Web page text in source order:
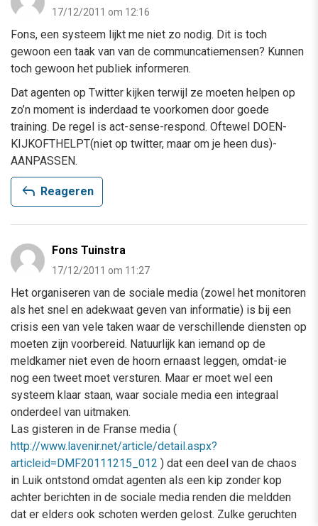
17/12/2011 om 12:16
Fons, een systeem lijkt me niet zo nodig. Dit is toch
gewoon een taak van van de communcatiemensen? Kunnen
toch gewoon het publiek informeren.
Dat agenten op Twitter kijken terwijl ze moeten helpen op
zo’n moment is inderdaad te voorkomen door goede
training. De regel is act-sense-respond. Oftewel DOEN-
KIJKOFTHELPT(niet op twitter, maar om je heen dus)-
AANPASSEN.
reply Reageren
Fons Tuinstra
17/12/2011 om 11:27
Het organiseren van de sociale media (zowel het monitoren
als het snel en adekwaat geven van informatie) is bij een
crisis een van vele taken waar de verschillende diensten op
moeten zijn voorbereid. Natuurlijk kan iemand op de
meldkamer niet even de hoorn ernaast leggen, omdat-ie
nog een tweet moet versturen. Maar er moet wel een
systeem klaar staan, waar sociale media een integraal
onderdeel van uitmaken.
Las gisteren in de Franse media (
http://www.lavenir.net/article/detail.aspx?
articleid=DMF20111215_012 ) dat een deel van de chaos
in Luik ontstond omdat agenten als een kip zonder kop
achter berichten in de sociale media renden die meldden
dat er elders ook schoten werden gelost. Zulke geruchten